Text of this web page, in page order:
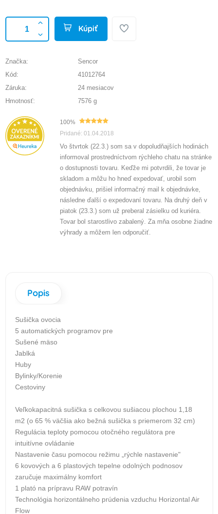
Kúpiť
Značka:
Sencor
Kód:
41012764
Záruka:
24 mesiacov
Hmotnosť:
7576 g
100%
Pridané: 01.04.2018
Vo štvrtok (22.3.) som sa v dopoludňajších hodinách
informoval prostredníctvom rýchleho chatu na stránke
o dostupnosti tovaru. Keďže mi potvrdili, že tovar je
skladom a môžu ho hneď expedovať, urobil som
objednávku, prišiel informačný mail k objednávke,
následne ďalší o expedovaní tovaru. Na druhý deň v
piatok (23.3.) som už preberal zásielku od kuriéra.
Tovar bol starostlivo zabalený. Za mňa osobne žiadne
výhrady a môžem len odporučiť.
Popis
Sušička ovocia
5 automatických programov pre
Sušené mäso
Jablká
Huby
Bylinky/Korenie
Cestoviny
Veľkokapacitná sušička s celkovou sušiacou plochou 1,18
m2 (o 65 % väčšia ako bežná sušička s priemerom 32 cm)
Regulácia teploty pomocou otočného regulátora pre
intuitívne ovládanie
Nastavenie času pomocou režimu „rýchle nastavenie"
6 kovových a 6 plastových tepelne odolných podnosov
zaručuje maximálny komfort
1 plató na prípravu RAW potravín
Technológia horizontálneho prúdenia vzduchu Horizontal Air
Flow